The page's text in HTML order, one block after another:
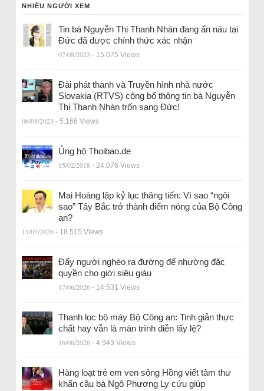
NHIỀU NGƯỜI XEM
Tin bà Nguyễn Thị Thanh Nhàn đang ẩn náu tại
Đức đã được chính thức xác nhận
07/08/2023 - 15.075 Views
Đài phát thanh và Truyền hình nhà nước
Slovakia (RTVS) công bố thông tin bà Nguyễn
Thị Thanh Nhàn trốn sang Đức!
06/08/2023 - 5.166 Views
Ủng hộ Thoibao.de
15/02/2018 - 24.076 Views
Mai Hoàng lập kỷ lục thăng tiến: Vì sao “ngôi
sao” Tây Bắc trở thành điểm nóng của Bộ Công
an?
11/05/2026 - 18.515 Views
Đẩy người nghèo ra đường để nhường đặc
quyền cho giới siêu giàu
17/06/2026 - 14.531 Views
Thanh lọc bộ máy Bộ Công an: Tinh giản thực
chất hay vẫn là màn trình diễn lấy lệ?
16/06/2026 - 4.943 Views
Hàng loạt trẻ em ven sông Hồng viết tâm thư
khẩn cầu bà Ngô Phương Ly cứu giúp